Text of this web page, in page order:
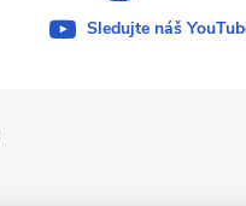
Sledujte náš